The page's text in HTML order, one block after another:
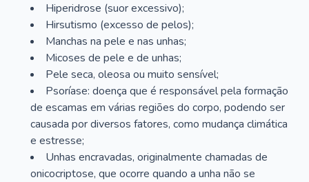
Hiperidrose (suor excessivo);
Hirsutismo (excesso de pelos);
Manchas na pele e nas unhas;
Micoses de pele e de unhas;
Pele seca, oleosa ou muito sensível;
Psoríase: doença que é responsável pela formação
de escamas em várias regiões do corpo, podendo ser
causada por diversos fatores, como mudança climática
e estresse;
Unhas encravadas, originalmente chamadas de
onicocriptose, que ocorre quando a unha não se